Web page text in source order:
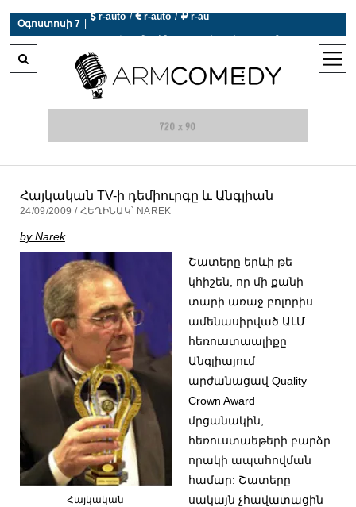
Օգոստոսի 7
open
Հայկական TV-ի դեմիուրգը և Անգլիան
24/09/2009 / ՀԵՂԻՆԱԿ՝ NAREK
by Narek
Հայկական
Շատերը երևի թե
կհիշեն, որ մի քանի
տարի առաջ բոլորիս
ամենասիրված ԱԼՄ
հեռուստաալիքը
Անգլիայում
արժանացավ Quality
Crown Award
մրցանակին,
հեռուստաեթերի բարձր
որակի ապահովման
համար: Շատերը
սակայն չհավատացին